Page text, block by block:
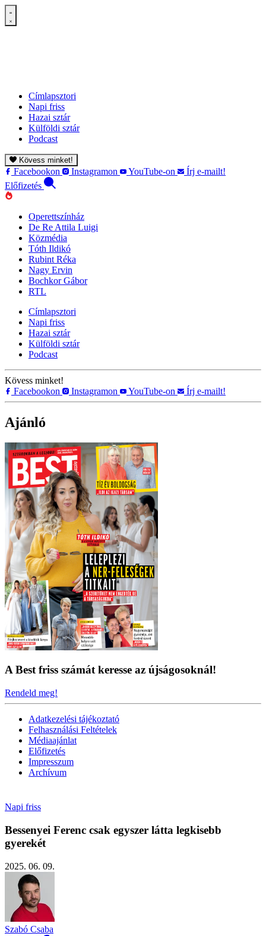
Címlapsztori
Napi friss
Hazai sztár
Külföldi sztár
Podcast
Kövess minket!
Facebookon Instagramon YouTube-on
Írj e-mailt!
Előfizetés
Operettszínház
De Re Attila Luigi
Közmédia
Tóth Ildikó
Rubint Réka
Nagy Ervin
Bochkor Gábor
RTL
Címlapsztori
Napi friss
Hazai sztár
Külföldi sztár
Podcast
Kövess minket!
Facebookon
Instagramon YouTube-on Írj e-mailt!
Ajánló
A Best friss számát keresse az újságosoknál!
Rendeld meg!
Adatkezelési tájékoztató
Felhasználási Feltételek
Médiaajánlat
Előfizetés
Impresszum
Archívum
Napi friss
Bessenyei Ferenc csak egyszer látta legkisebb
gyerekét
2025. 06. 09.
Szabó Csaba